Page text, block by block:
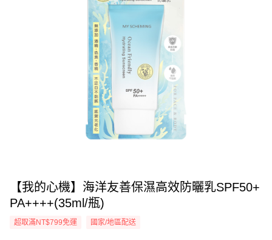
【我的心機】海洋友善保濕高效防曬乳SPF50+
PA++++(35ml/瓶)
超取滿NT$799免運 國家/地區配送